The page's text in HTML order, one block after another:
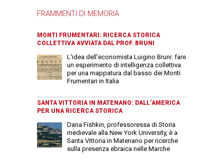
FRAMMENTI DI MEMORIA
MONTI FRUMENTARI: RICERCA STORICA
COLLETTIVA AVVIATA DAL PROF. BRUNI
L'idea dell'economista Luigino Bruni: fare
un esperimento di intelligenza collettiva
per una mappatura dal basso dei Monti
Frumentari in Italia
SANTA VITTORIA IN MATENANO: DALL’AMERICA
PER UNA RICERCA STORICA
Dana Fishkin, professoressa di Storia
medievale alla New York University, è a
Santa Vittoria in Matenano per ricerche
sulla presenza ebraica nelle Marche